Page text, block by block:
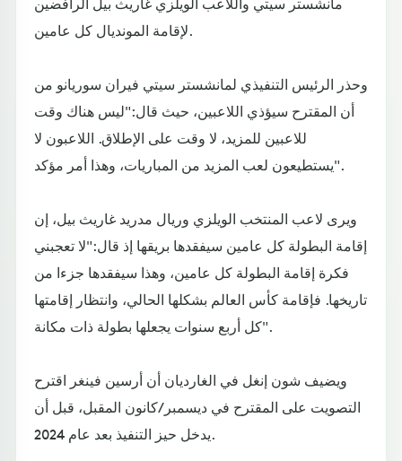
لإقامة المونديال كل عامين.
وحذر الرئيس التنفيذي لمانشستر سيتي فيران سوريانو من
أن المقترح سيؤذي اللاعبين، حيث قال:"ليس هناك وقت
للاعبين للمزيد، لا وقت على الإطلاق. اللاعبون لا
يستطيعون لعب المزيد من المباريات، وهذا أمر مؤكد".
ويرى لاعب المنتخب الويلزي وريال مدريد غاريث بيل، إن
إقامة البطولة كل عامين سيفقدها بريقها إذ قال:"لا تعجبني
فكرة إقامة البطولة كل عامين، وهذا سيفقدها جزءا من
تاريخها. فإقامة كأس العالم بشكلها الحالي، وانتظار إقامتها
كل أربع سنوات يجعلها بطولة ذات مكانة".
ويضيف شون إنغل في الغارديان أن أرسين فينغر اقترح
التصويت على المقترح في ديسمبر/كانون المقبل، قبل أن
يدخل حيز التنفيذ بعد عام 2024.